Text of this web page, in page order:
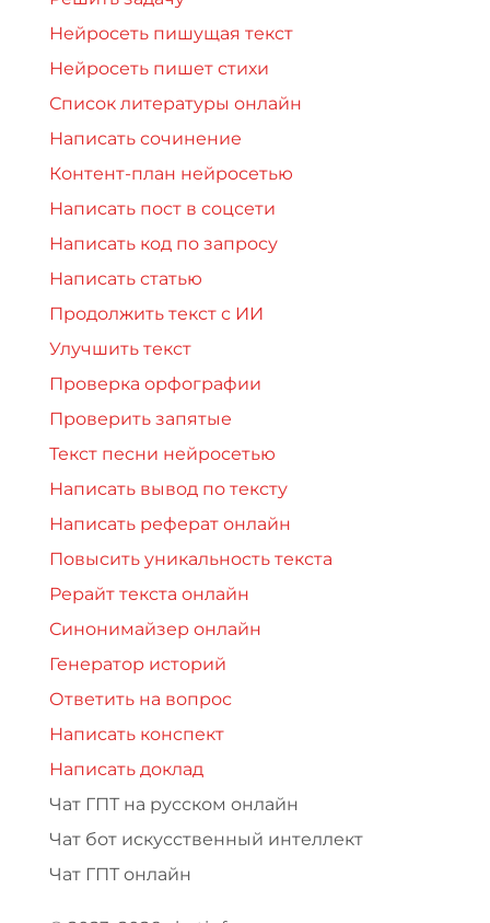
Нейросеть пишущая текст
Нейросеть пишет стихи
Список литературы онлайн
Написать сочинение
Контент-план нейросетью
Написать пост в соцсети
Написать код по запросу
Написать статью
Продолжить текст с ИИ
Улучшить текст
Проверка орфографии
Проверить запятые
Текст песни нейросетью
Написать вывод по тексту
Написать реферат онлайн
Повысить уникальность текста
Рерайт текста онлайн
Синонимайзер онлайн
Генератор историй
Ответить на вопрос
Написать конспект
Написать доклад
Чат ГПТ на русском онлайн
Чат бот искусственный интеллект
Чат ГПТ онлайн